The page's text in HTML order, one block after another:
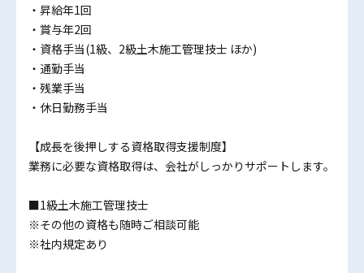
・昇給年1回
・賞与年2回
・資格手当(1級、2級土木施工管理技士 ほか)
・通勤手当
・残業手当
・休日勤務手当
【成長を後押しする資格取得支援制度】
業務に必要な資格取得は、会社がしっかりサポートします。
■1級土木施工管理技士
※その他の資格も随時ご相談可能
※社内規定あり